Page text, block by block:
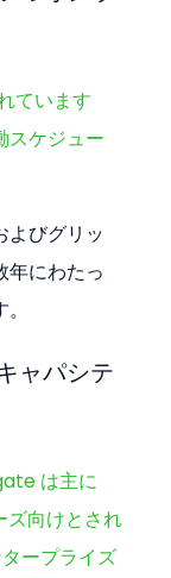
ています
スケジュー
よびグリッ
年にわたっ
ャパシテ
は主に
向けとされ
ープライズ